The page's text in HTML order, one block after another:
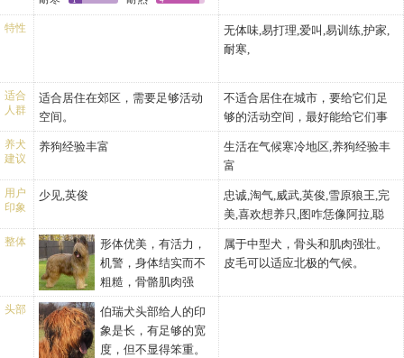
特性
无体味,易打理,爱叫,易训练,护家,
耐寒,
适合
人群
适合居住在郊区，需要足够活动
空间。
不适合居住在城市，要给它们足
够的活动空间，最好能给它们事
情做。
养犬
建议
养狗经验丰富
生活在气候寒冷地区,养狗经验丰
富
用户
印象
少见,英俊
忠诚,淘气,威武,英俊,雪原狼王,完
美,喜欢想养只,图咋恁像阿拉,聪
明,个性,拉风,破坏王
整体
形体优美，有活力，
机警，身体结实而不
粗糙，骨骼肌肉强
壮，显示了牧羊犬所需的力量和
敏捷，若缺少这些特性或被毛遮
蔽应视为缺陷。
属于中型犬，骨头和肌肉强壮。
皮毛可以适应北极的气候。
头部
伯瑞犬头部给人的印
象是长，有足够的宽
度，但不显得笨重。